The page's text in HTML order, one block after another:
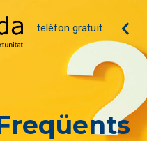
telèfon gratuït